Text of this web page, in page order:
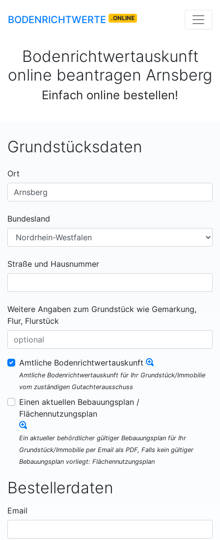
BODENRICHTWERTE .ONLINE
Bodenrichtwertauskunft
online beantragen Arnsberg
Einfach online bestellen!
Grundstücksdaten
Ort
Bundesland
Straße und Hausnummer
Weitere Angaben zum Grundstück wie Gemarkung,
Flur, Flurstück
Amtliche Bodenrichtwertauskunft
Amtliche Bodenrichtwertauskunft für Ihr Grundstück/Immobilie
vom zuständigen Gutachterausschuss
Einen aktuellen Bebauungsplan /
Flächennutzungsplan
Ein aktueller behördlicher gültiger Bebauungsplan für Ihr
Grundstück/Immobilie per Email als PDF, Falls kein gültiger
Bebauungsplan vorliegt: Flächennutzungsplan
Bestellerdaten
Email